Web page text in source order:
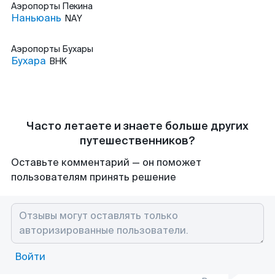
Аэропорты Пекина
Наньюань NAY
Аэропорты Бухары
Бухара BHK
Часто летаете и знаете больше других
путешественников?
Оставьте комментарий — он поможет
пользователям принять решение
Войти